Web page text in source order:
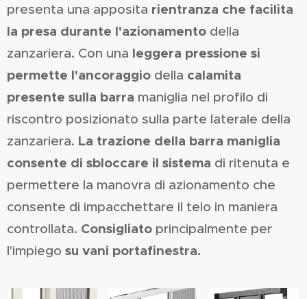
presenta una apposita rientranza che facilita
la presa durante l'azionamento della
zanzariera. Con una leggera pressione si
permette l'ancoraggio della calamita
presente sulla barra maniglia nel profilo di
riscontro posizionato sulla parte laterale della
zanzariera. La trazione della barra maniglia
consente di sbloccare il sistema di ritenuta e
permettere la manovra di azionamento che
consente di impacchettare il telo in maniera
controllata. Consigliato principalmente per
l'impiego su vani portafinestra.